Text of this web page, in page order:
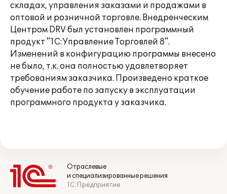
складах, управления заказами и продажами в
оптовой и розничной торговле. Внедренческим
Центром DRV был установлен программный
продукт "1С:Управление Торговлей 8".
Изменений в конфигурацию программы внесено
не было, т.к. она полностью удовлетворяет
требованиям заказчика. Произведено краткое
обучение работе по запуску в эксплуатации
программного продукта у заказчика.
Отраслевые
и специализированные решения
1С:Предприятие